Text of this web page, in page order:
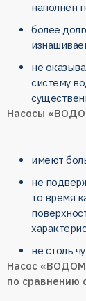
наполнен
более
не
систему
Насосы
имеют
не
то время
не столь
Насос
по сравнению